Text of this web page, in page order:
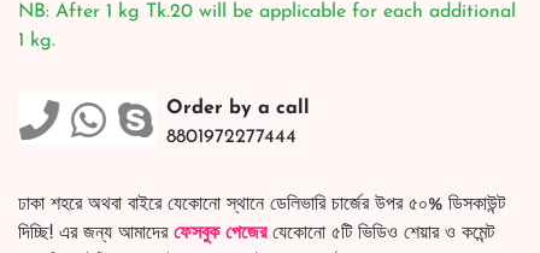
NB: After 1 kg Tk.20 will be applicable for each additional
1 kg.
Order by a call
8801972277444
ঢাকা শহরে অথবা বাইরে যেকোনো স্থানে ডেলিভারি চার্জের উপর ৫০% ডিসকাউন্ট
দিচ্ছি! এর জন্য আমাদের ফেসবুক পেজেরযেকোনো ৫টি ভিডিও শেয়ার ও কমেন্ট